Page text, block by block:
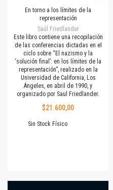
En torno a los límites de la
representación
Saúl Friedlander
Este libro contiene una recopilación
de las conferencias dictadas en el
ciclo sobre “El nazismo y la
‘solución final’: en los límites de la
representación”, realizado en la
Universidad de California, Los
Ángeles, en abril de 1990, y
organizado por Saul Friedlander.
$21.600,00
Sin Stock Físico